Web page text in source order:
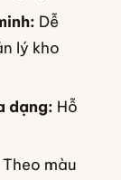
Dễ
lý kho
dạng: Hỗ
Theo màu